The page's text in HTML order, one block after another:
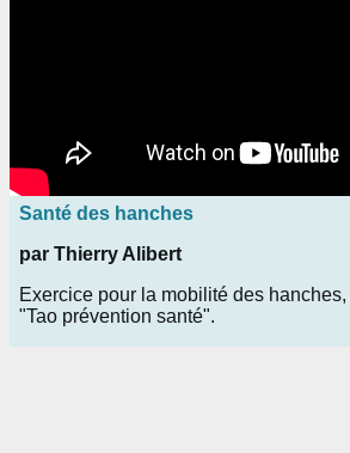
Santé des hanches
par Thierry Alibert
Exercice pour la mobilité des
"Tao prévention santé".